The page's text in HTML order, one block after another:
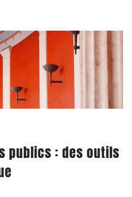
publics : des outils